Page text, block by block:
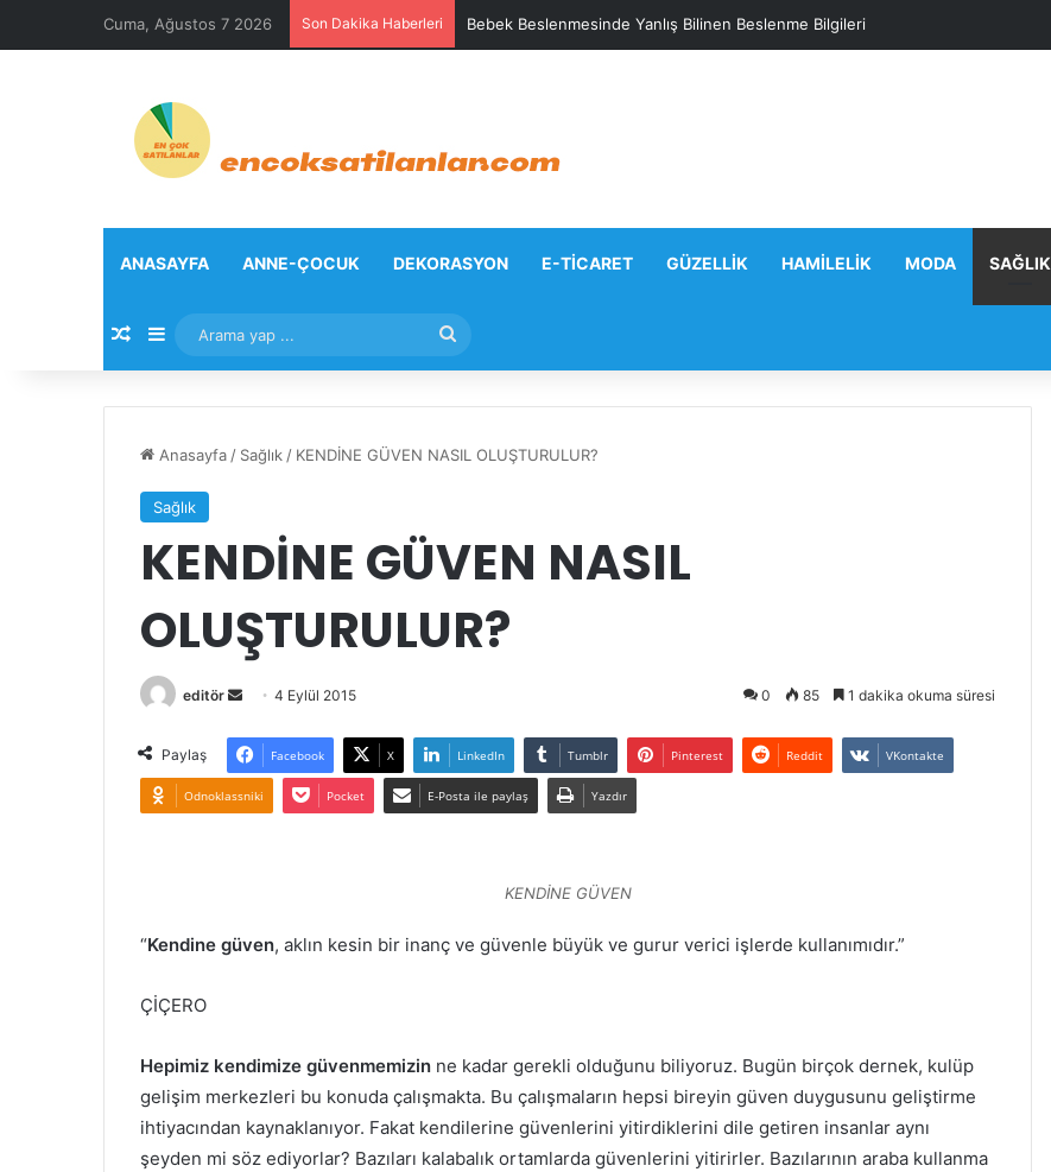
Cuma, Ağustos 7 2026 Son Dakika Haberleri Bebek Beslenmesinde Yanlış Bilinen Beslenme Bilgileri
ANASAYFA ANNE-ÇOCUK DEKORASYON E-TICARET GÜZELLIK HAMILELIK MODA SAĞLIK
Rastgele Makale
Kenar Bölmesi
yap
Anasayfa / Sağlık / KENDİNE GÜVEN NASIL OLUŞTURULUR?
Sağlık
KENDİNE GÜVEN NASIL
OLUŞTURULUR?
editör
Bir
posta
göndermek
4 Eylül 2015 0 85 1 dakika okuma süresi
Paylaş Facebook X LinkedIn Tumblr Pinterest Reddit VKontakte
Odnoklassniki Pocket E-Posta ile paylaş Yazdır
KENDİNE GÜVEN
“Kendine güven, aklın kesin bir inanç ve güvenle büyük ve gurur verici işlerde kullanımıdır.”
ÇİÇERO
Hepimiz kendimize güvenmemizin ne kadar gerekli olduğunu biliyoruz. Bugün birçok dernek, kulüp
gelişim merkezleri bu konuda çalışmakta. Bu çalışmaların hepsi bireyin güven duygusunu geliştirme
ihtiyacından kaynaklanıyor. Fakat kendilerine güvenlerini yitirdiklerini dile getiren insanlar aynı
şeyden mi söz ediyorlar? Bazıları kalabalık ortamlarda güvenlerini yitirirler. Bazılarının araba kullanma